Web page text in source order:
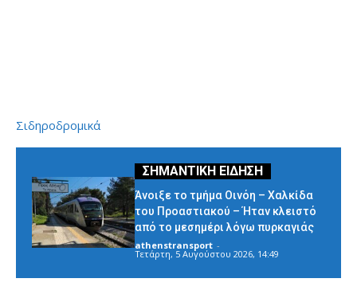
Σιδηροδρομικά
Άνοιξε το τμήμα Οινόη – Χαλκίδα
του Προαστιακού – Ήταν κλειστό
από το μεσημέρι λόγω πυρκαγιάς
athenstransport -
Τετάρτη, 5 Αυγούστου 2026, 14:49